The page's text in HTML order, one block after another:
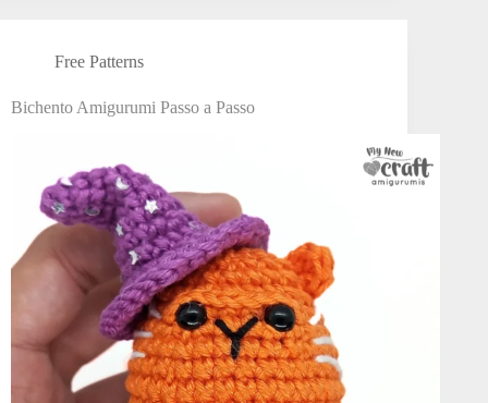
Free Patterns
Bichento Amigurumi Passo a Passo